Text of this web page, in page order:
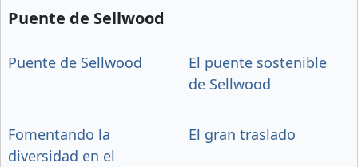
Puente de Sellwood
Puente de Sellwood
El puente sostenible
de Sellwood
Fomentando la
diversidad en el
El gran traslado